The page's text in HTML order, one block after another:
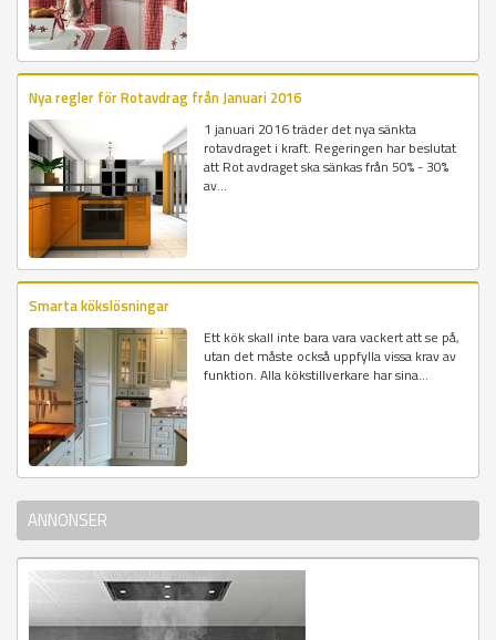
Nya regler för Rotavdrag från Januari 2016
1 januari 2016 träder det nya sänkta
rotavdraget i kraft. Regeringen har beslutat
att Rot avdraget ska sänkas från 50% - 30%
av...
Smarta kökslösningar
Ett kök skall inte bara vara vackert att se på,
utan det måste också uppfylla vissa krav av
funktion. Alla kökstillverkare har sina...
ANNONSER